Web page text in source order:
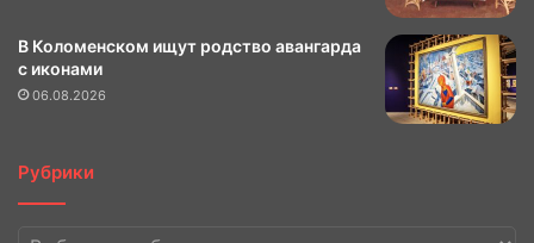
В Коломенском ищут родство авангарда
с иконами
06.08.2026
Рубрики
Рубрики